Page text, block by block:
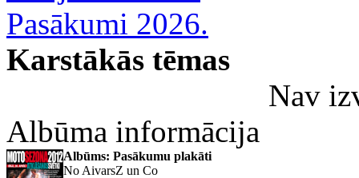
Pasākumi 2026.
Karstākās tēmas
Nav
Albūma informācija
Albūms: Pasākumu plakāti
No AivarsZ un Co